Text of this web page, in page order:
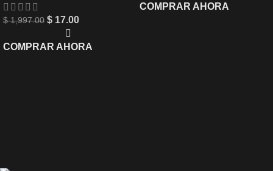
$1,997.00 $ 17.00
COMPRAR AHORA
COMPRAR AHORA